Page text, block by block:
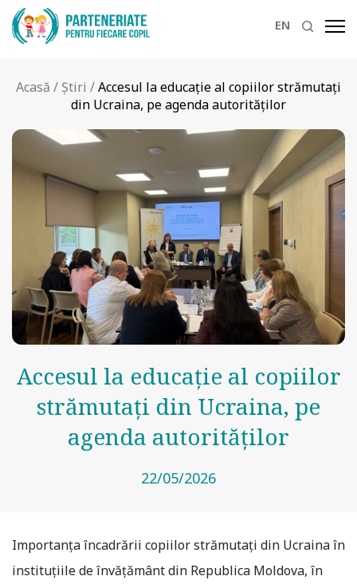
EN
Acasă / Știri /Accesul la educație al copiilor strămutați
din Ucraina, pe agenda autorităților
Accesul la educație al copiilor
strămutați din Ucraina, pe
agenda autorităților
22/05/2026
Importanța încadrării copiilor strămutați din Ucraina în
instituțiile de învățământ din Republica Moldova, în